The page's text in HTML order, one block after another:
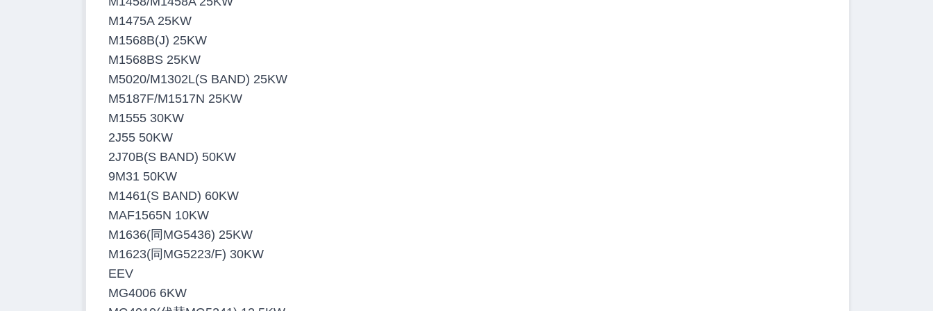
M1475A 25KW
M1568B(J) 25KW
M1568BS 25KW
M5020/M1302L(S BAND) 25KW
M5187F/M1517N 25KW
M1555 30KW
2J55 50KW
2J70B(S BAND) 50KW
9M31 50KW
M1461(S BAND) 60KW
MAF1565N 10KW
M1636(同MG5436) 25KW
M1623(同MG5223/F) 30KW
EEV
MG4006 6KW